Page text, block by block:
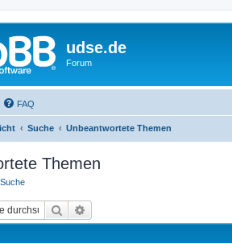
udse.de
Forum
FAQ
Suche Unbeantwortete Themen
Themen
Suche